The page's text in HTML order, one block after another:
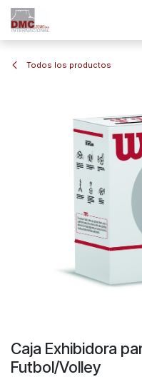
Todos los productos
Caja Exhibidora
Futbol/Volley